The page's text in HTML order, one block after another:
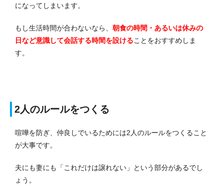
になってしまいます。
もし生活時間が合わないなら、 朝食の時間・あるいは休みの
日など意識して会話する時間を設けることをおすすめしま
す。
2人のルールをつくる
喧嘩を防ぎ、仲良しでいるためには2人のルールをつくること
が大事です。
夫にも妻にも「これだけは譲れない」という部分があるでし
ょう。